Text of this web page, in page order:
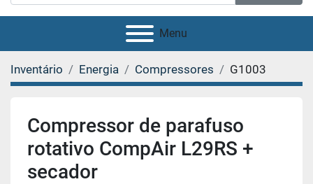
Menu
Inventário Energia Compressores G1003
Compressor de parafuso
rotativo CompAir L29RS +
secador